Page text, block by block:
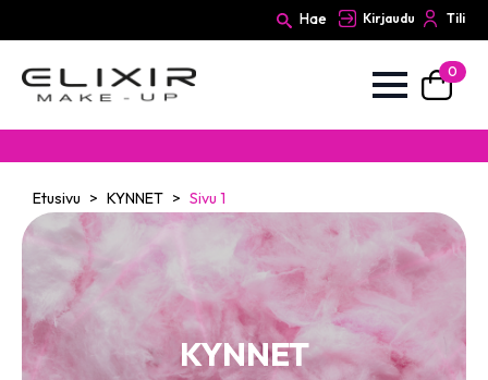
Hae Kirjaudu Tili
0
Etusivu KYNNET Sivu 1
KYNNET